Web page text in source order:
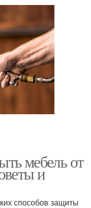
мебель от
и
способов защиты